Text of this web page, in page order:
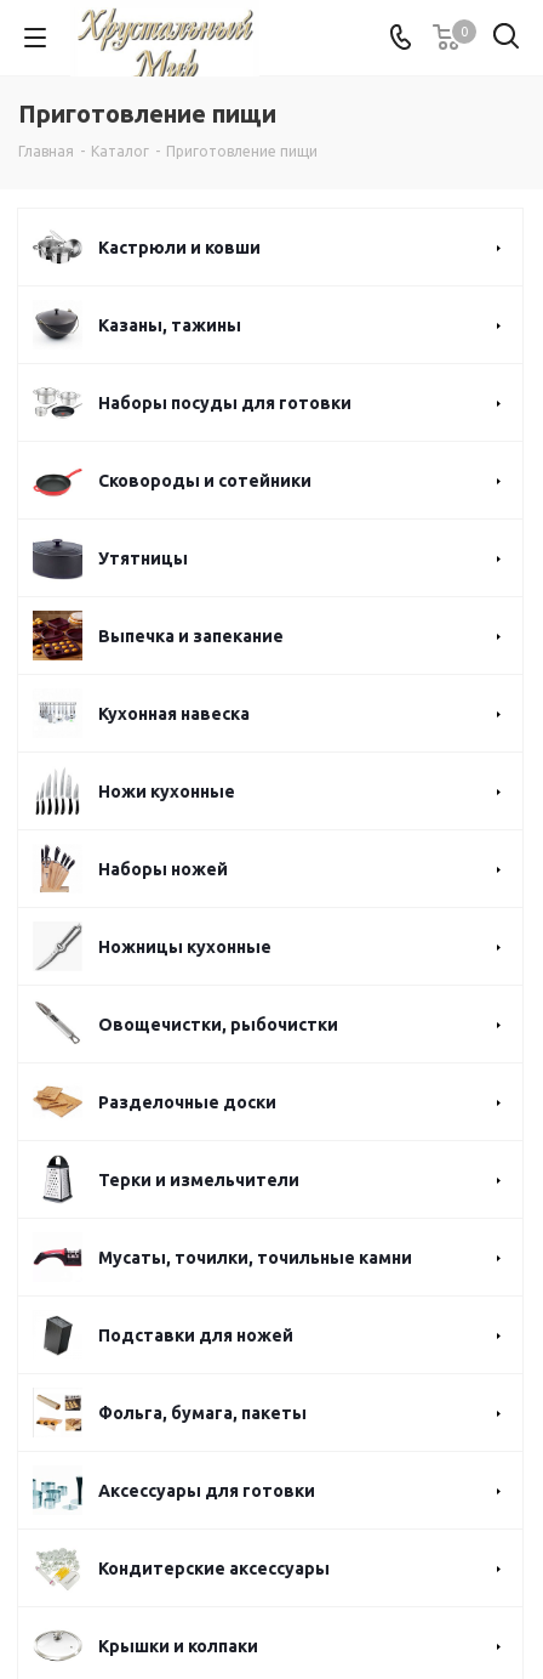
0
Приготовление пищи
Главная - Каталог - Приготовление пищи
Кастрюли и ковши
Казаны, тажины
Наборы посуды для готовки
Сковороды и сотейники
Утятницы
Выпечка и запекание
Кухонная навеска
Ножи кухонные
Наборы ножей
Ножницы кухонные
Овощечистки, рыбочистки
Разделочные доски
Терки и измельчители
Мусаты, точилки, точильные камни
Подставки для ножей
Фольга, бумага, пакеты
Аксессуары для готовки
Кондитерские аксессуары
Крышки и колпаки